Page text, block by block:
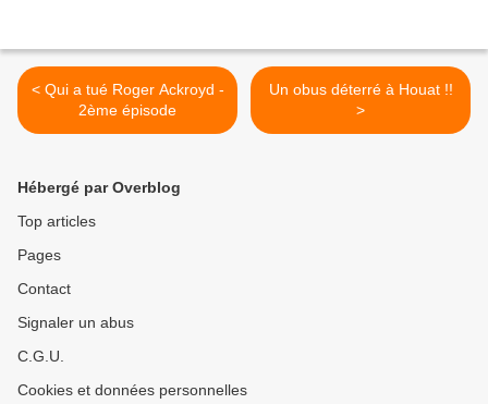
< Qui a tué Roger Ackroyd -
2ème épisode
Un obus déterré à Houat !!
>
Hébergé par Overblog
Top articles
Pages
Contact
Signaler un abus
C.G.U.
Cookies et données personnelles